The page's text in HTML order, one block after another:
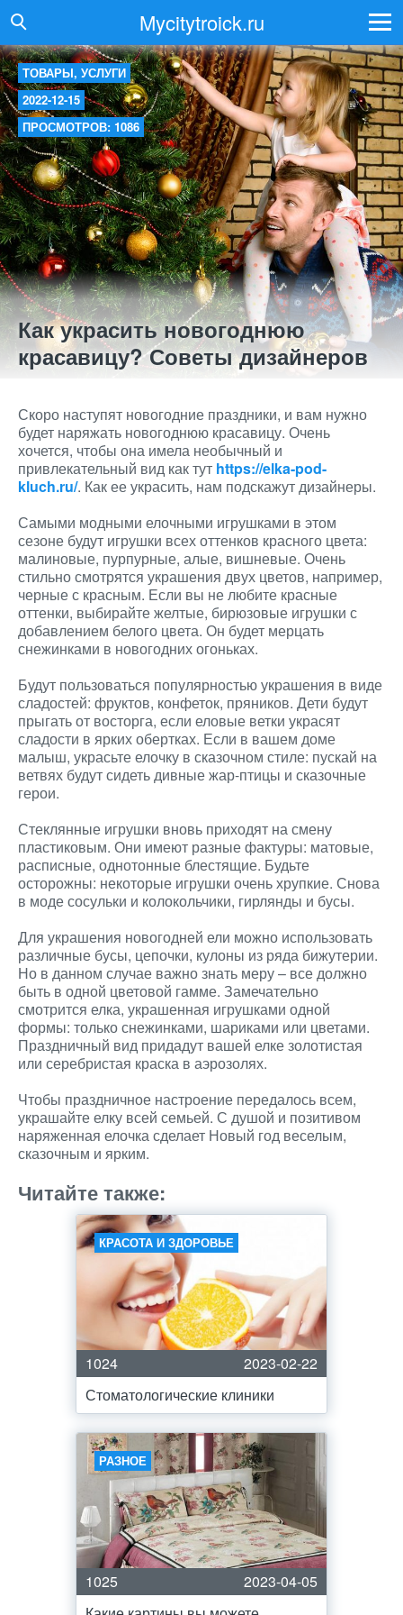
Mycitytroick.ru
ТОВАРЫ, УСЛУГИ
2022-12-15
ПРОСМОТРОВ: 1086
Как украсить новогоднюю
красавицу? Советы дизайнеров
Скоро наступят новогодние праздники, и вам нужно
будет наряжать новогоднюю красавицу. Очень
хочется, чтобы она имела необычный и
привлекательный вид как тут https://elka-pod-
kluch.ru/. Как ее украсить, нам подскажут дизайнеры.
Самыми модными елочными игрушками в этом
сезоне будут игрушки всех оттенков красного цвета:
малиновые, пурпурные, алые, вишневые. Очень
стильно смотрятся украшения двух цветов, например,
черные с красным. Если вы не любите красные
оттенки, выбирайте желтые, бирюзовые игрушки с
добавлением белого цвета. Он будет мерцать
снежинками в новогодних огоньках.
Будут пользоваться популярностью украшения в виде
сладостей: фруктов, конфеток, пряников. Дети будут
прыгать от восторга, если еловые ветки украсят
сладости в ярких обертках. Если в вашем доме
малыш, украсьте елочку в сказочном стиле: пускай на
ветвях будут сидеть дивные жар-птицы и сказочные
герои.
Стеклянные игрушки вновь приходят на смену
пластиковым. Они имеют разные фактуры: матовые,
расписные, однотонные блестящие. Будьте
осторожны: некоторые игрушки очень хрупкие. Снова
в моде сосульки и колокольчики, гирлянды и бусы.
Для украшения новогодней ели можно использовать
различные бусы, цепочки, кулоны из ряда бижутерии.
Но в данном случае важно знать меру – все должно
быть в одной цветовой гамме. Замечательно
смотрится елка, украшенная игрушками одной
формы: только снежинками, шариками или цветами.
Праздничный вид придадут вашей елке золотистая
или серебристая краска в аэрозолях.
Чтобы праздничное настроение передалось всем,
украшайте елку всей семьей. С душой и позитивом
наряженная елочка сделает Новый год веселым,
сказочным и ярким.
Читайте также:
КРАСОТА И ЗДОРОВЬЕ
1024
2023-02-22
Стоматологические клиники
РАЗНОЕ
1025
2023-04-05